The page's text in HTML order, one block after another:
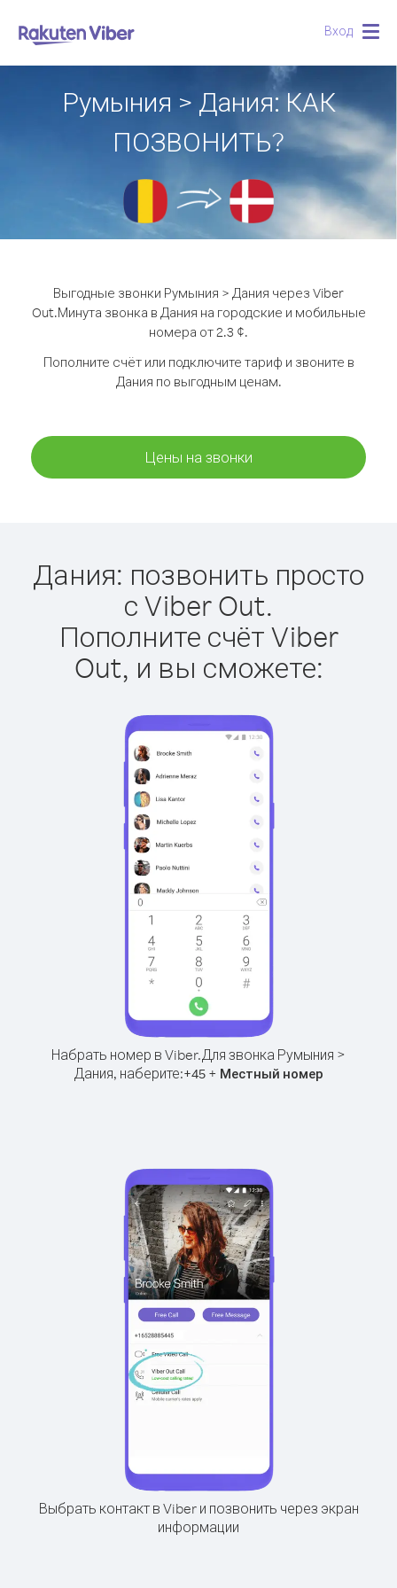
Вход
Румыния > Дания: КАК
ПОЗВОНИТЬ?
Выгодные звонки Румыния > Дания через Viber
Out.Минута звонка в Дания на городские и мобильные
номера от 2.3 ¢.
Пополните счёт или подключите тариф и звоните в
Дания по выгодным ценам.
Цены на звонки
Дания: позвонить просто
с Viber Out.
Пополните счёт Viber
Out, и вы сможете:
Набрать номер в Viber.Для звонка Румыния >
Дания, наберите:+45 + Местный номер
Выбрать контакт в Viber и позвонить через экран
информации